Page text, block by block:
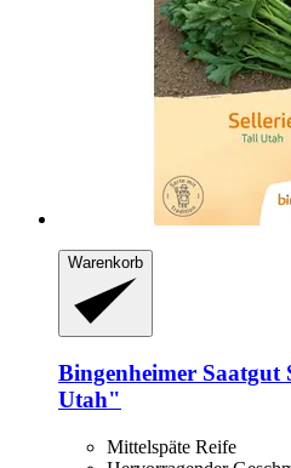
Warenkorb
Bingenheimer Saatgut
Utah"
Mittelspäte Reife